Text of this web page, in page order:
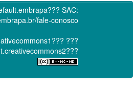
SAC:
fale-conosco
???